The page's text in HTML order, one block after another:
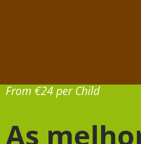
From €24 per Child
As